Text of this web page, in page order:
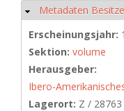
Ausblenden
Metadaten
Erscheinungsjahr:
Sektion: volume
Herausgeber:
Ibero-
Lagerort: Z /